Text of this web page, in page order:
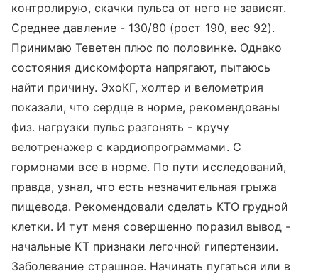
контролирую, скачки пульса от него не зависят.
Среднее давление - 130/80 (рост 190, вес 92).
Принимаю Теветен плюс по половинке. Однако
состояния дискомфорта напрягают, пытаюсь
найти причину. ЭхоКГ, холтер и велометрия
показали, что сердце в норме, рекомендованы
физ. нагрузки пульс разгонять - кручу
велотренажер с кардиопрограммами. С
гормонами все в норме. По пути исследований,
правда, узнал, что есть незначительная грыжа
пищевода. Рекомендовали сделать КТО грудной
клетки. И тут меня совершенно поразил вывод -
начальные КТ признаки легочной гипертензии.
Заболевание страшное. Начинать пугаться или в